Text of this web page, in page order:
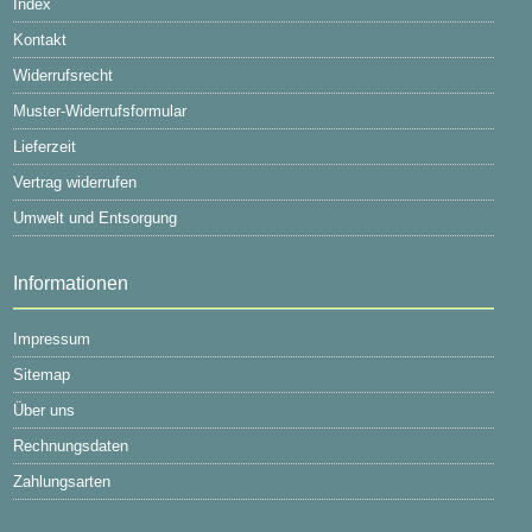
Index
Kontakt
Widerrufsrecht
Muster-Widerrufsformular
Lieferzeit
Vertrag widerrufen
Umwelt und Entsorgung
Informationen
Impressum
Sitemap
Über uns
Rechnungsdaten
Zahlungsarten